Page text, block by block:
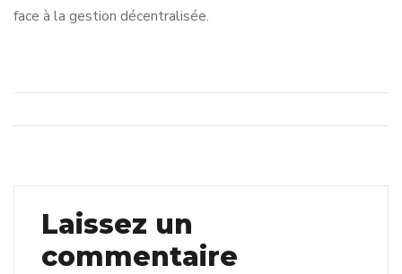
face à la gestion décentralisée.
Laissez un
commentaire